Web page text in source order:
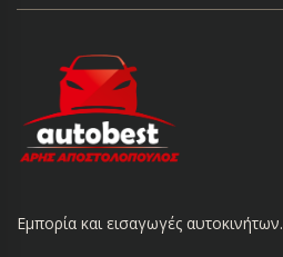
Εμπορία και εισαγωγές αυτοκινήτων.